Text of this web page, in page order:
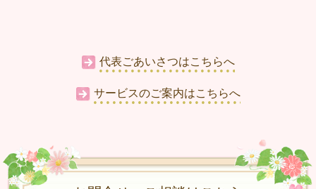
代表ごあいさつはこちらへ
サービスのご案内はこちらへ